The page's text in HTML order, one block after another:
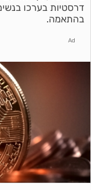
בהתאמה.
Ad